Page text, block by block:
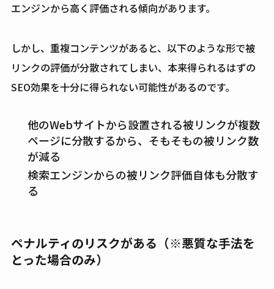
エンジンから高く評価される傾向があります。
しかし、重複コンテンツがあると、以下のような形で被
リンクの評価が分散されてしまい、本来得られるはずの
SEO効果を十分に得られない可能性があるのです。
他のWebサイトから設置される被リンクが複数
ページに分散するから、そもそもの被リンク数
が減る
検索エンジンからの被リンク評価自体も分散す
る
ペナルティのリスクがある（※悪質な手法を
とった場合のみ）